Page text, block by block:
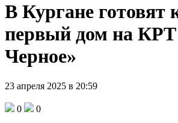
В Кургане готовят
первый дом на КРТ
Черное»
23 апреля 2025 в 20:59
0
0